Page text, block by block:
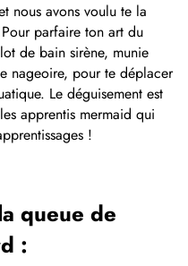
nous avons voulu te la
parfaire ton art du
de bain sirène, munie
nageoire, pour te déplacer
Le déguisement est
apprentis mermaid qui
!
queue de
: